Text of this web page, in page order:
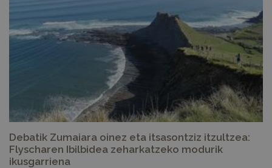
Debatik Zumaiara oinez eta itsasontziz itzultzea:
Flyscharen Ibilbidea zeharkatzeko modurik
ikusgarriena